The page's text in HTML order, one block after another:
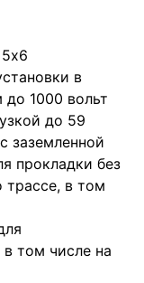
в
до 1000 вольт
до 59
заземленной
прокладки без
трассе, в том
том числе на